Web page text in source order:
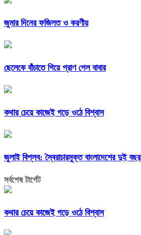
জুমার দিনের ফজিলত ও করণীয়
ছেলেকে বাঁচাতে গিয়ে প্রাণ গেল বাবার
কথার চেয়ে কাজেই গড়ে ওঠে বিশ্বাস
জুলাই বিপ্লব: স্বৈরাচারমুক্ত বাংলাদেশের দুই বছর
সর্বশেষ টার্গেট
কথার চেয়ে কাজেই গড়ে ওঠে বিশ্বাস